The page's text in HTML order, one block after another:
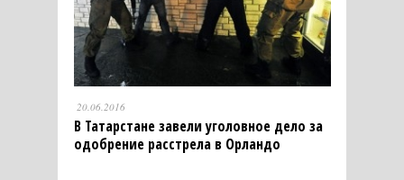
20.06.2016
В Татарстане завели уголовное дело за
одобрение расстрела в Орландо